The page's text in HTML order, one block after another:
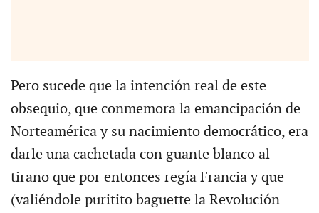
Pero sucede que la intención real de este
obsequio, que conmemora la emancipación de
Norteamérica y su nacimiento democrático, era
darle una cachetada con guante blanco al
tirano que por entonces regía Francia y que
(valiéndole puritito baguette la Revolución